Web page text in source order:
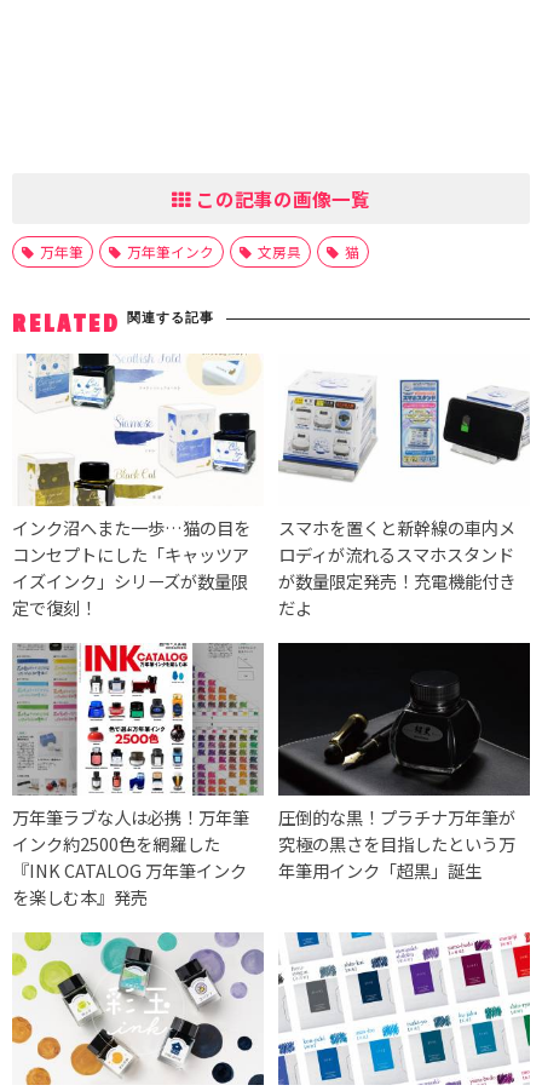
この記事の画像一覧
万年筆 万年筆インク 文房具 猫
RELATED 関連する記事
インク沼へまた一歩…猫の目を
コンセプトにした「キャッツア
イズインク」シリーズが数量限
定で復刻！
スマホを置くと新幹線の車内メ
ロディが流れるスマホスタンド
が数量限定発売！充電機能付き
だよ
万年筆ラブな人は必携！万年筆
インク約2500色を網羅した
『INK CATALOG 万年筆インク
を楽しむ本』発売
圧倒的な黒！プラチナ万年筆が
究極の黒さを目指したという万
年筆用インク「超黒」誕生